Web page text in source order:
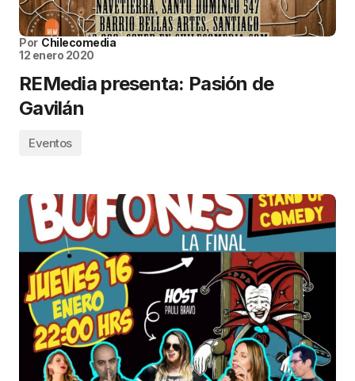
Por Chilecomedia
12 enero 2020
REMedia presenta: Pasión de
Gavilán
Eventos